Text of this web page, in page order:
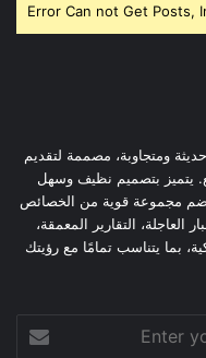
Error Can not Get Posts,
حديثة ومتجاوبة، مصممة لتقديم
يتميز بتصميم نظيف وسهل
يضم مجموعة قوية من الخصائص
التقارير المعمقة،
بما يتناسب تمامًا مع رؤيتك
your